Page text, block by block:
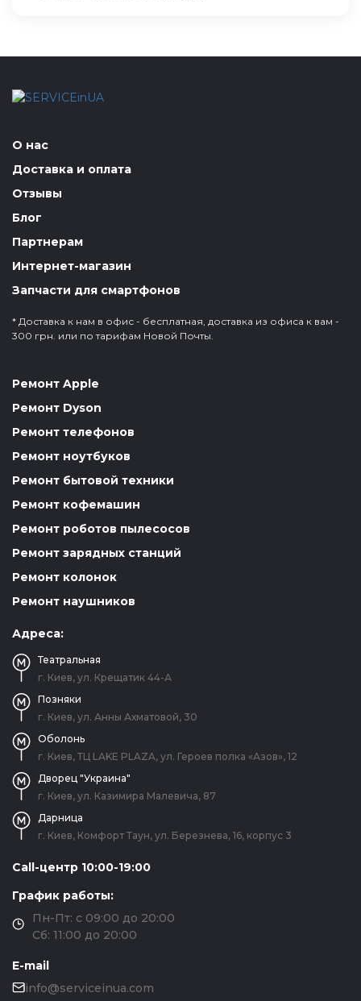
О нас
Доставка и оплата
Отзывы
Блог
Партнерам
Интернет-магазин
Запчасти для смартфонов
* Доставка к нам в офис - бесплатная, доставка из офиса к вам -
300 грн. или по тарифам Новой Почты.
Ремонт Apple
Ремонт Dyson
Ремонт телефонов
Ремонт ноутбуков
Ремонт бытовой техники
Ремонт кофемашин
Ремонт роботов пылесосов
Ремонт зарядных станций
Ремонт колонок
Ремонт наушников
Адреса:
Театральная
г. Киев, ул. Крещатик 44-А
Позняки
г. Киев, ул. Анны Ахматовой, 30
Оболонь
г. Киев, ТЦ LAKE PLAZA, ул. Героев полка «Азов», 12
Дворец "Украина"
г. Киев, ул. Казимира Малевича, 87
Дарница
г. Киев, Комфорт Таун, ул. Березнева, 16, корпус 3
Call-центр 10:00-19:00
График работы:
Пн-Пт: с 09:00 до 20:00
Сб: 11:00 до 20:00
E-mail
info@serviceinua.com